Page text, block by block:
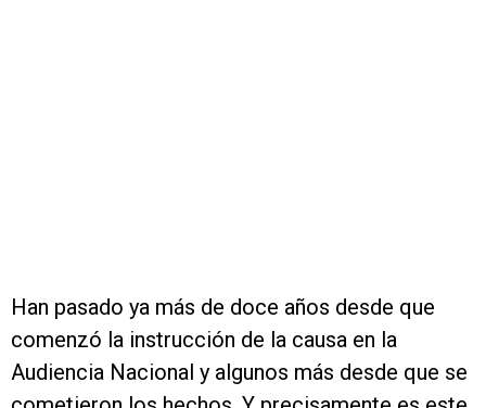
Han pasado ya más de doce años desde que
comenzó la instrucción de la causa en la
Audiencia Nacional y algunos más desde que se